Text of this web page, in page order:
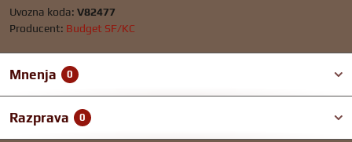
Uvozna koda: V82477
Producent: Budget SF/KC
Mnenja 0
Razprava 0